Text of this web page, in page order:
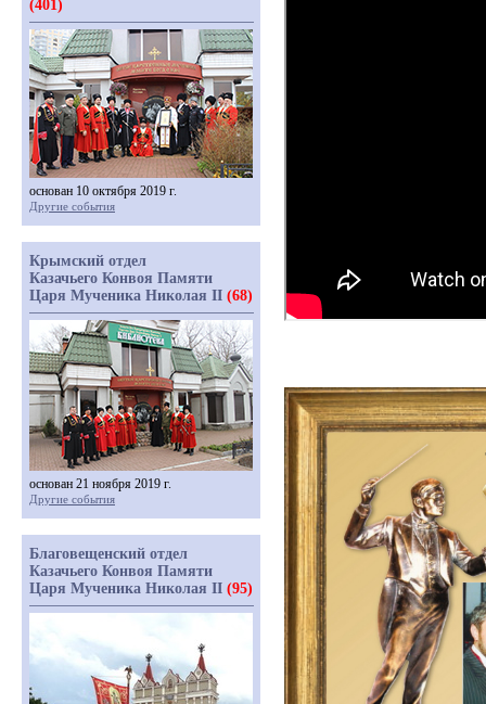
(401)
основан 10 октября 2019 г.
Другие события
Крымский отдел
Казачьего Конвоя Памяти
Царя Мученика Николая II (68)
основан 21 ноября 2019 г.
Другие события
Благовещенский отдел
Казачьего Конвоя Памяти
Царя Мученика Николая II (95)